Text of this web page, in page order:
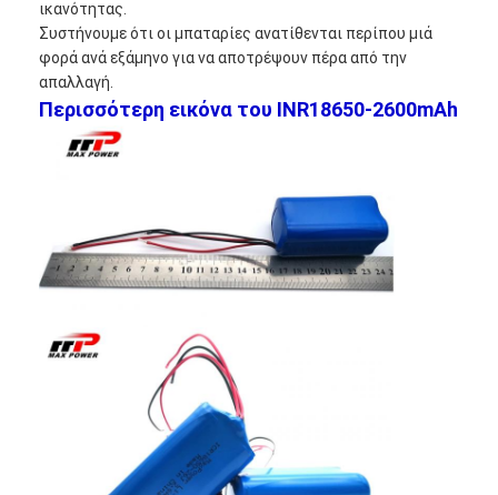
NiMH επαναφορτιζόμενες μπαταρίες
NiCd επαναφορτιζόμενες μπαταρίες
LCD φορτιστής μπαταρίας
πακέτα μπαταριών NiMH
πακέτα μπαταριών ιόντων λιθίου
μπαταρία φωτισμού έκτακτης ανάγκης
Μπαταρία λι Mno2
Μπαταρία λι Socl2
ικανότητας.
Συστήνουμε ότι οι μπαταρίες ανατίθενται περίπου μιά
φορά ανά εξάμηνο για να αποτρέψουν πέρα από την
απαλλαγή.
Περισσότερη εικόνα του INR18650-2600mAh